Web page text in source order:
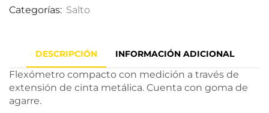
Categorías: Salto
DESCRIPCIÓN INFORMACIÓN ADICIONAL
Flexómetro compacto con medición a través de
extensión de cinta metálica. Cuenta con goma de
agarre.